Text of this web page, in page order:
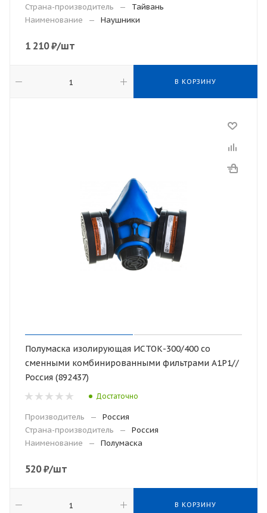
Страна-производитель
—
Тайвань
Наименование
— Наушники
1 210₽/шт
В КОРЗИНУ
Полумаска изолирующая ИСТОК-300/400 со
сменными комбинированными фильтрами А1Р1//
Россия (892437)
Достаточно
Производитель —
Россия
Страна-производитель
—
Россия
Наименование
— Полумаска
520₽/шт
В КОРЗИНУ